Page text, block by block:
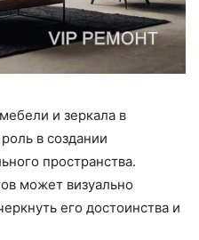
и зеркала в
в создании
пространства.
может визуально
его достоинства и